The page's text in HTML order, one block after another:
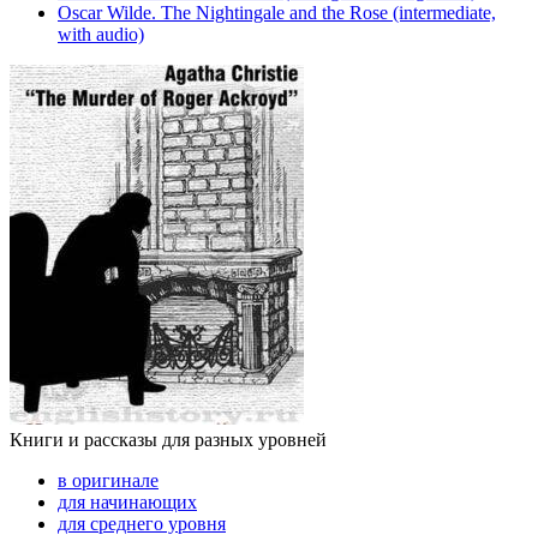
Oscar Wilde. The Nightingale and the Rose (intermediate,
with audio)
Книги и рассказы для разных уровней
в оригинале
для начинающих
для среднего уровня